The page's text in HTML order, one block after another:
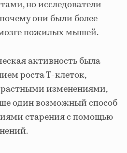
но исследователи
они были более
пожилых мышей.
активность была
роста Т-клеток,
изменениями,
один возможный способ
старения с помощью